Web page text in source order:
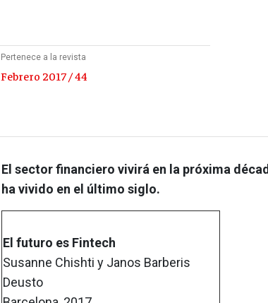
Pertenece a la revista
Febrero 2017 / 44
El sector financiero vivirá en la próxima
ha vivido en el último siglo.
El futuro es Fintech
Susanne Chishti y Janos Barberis
Deusto